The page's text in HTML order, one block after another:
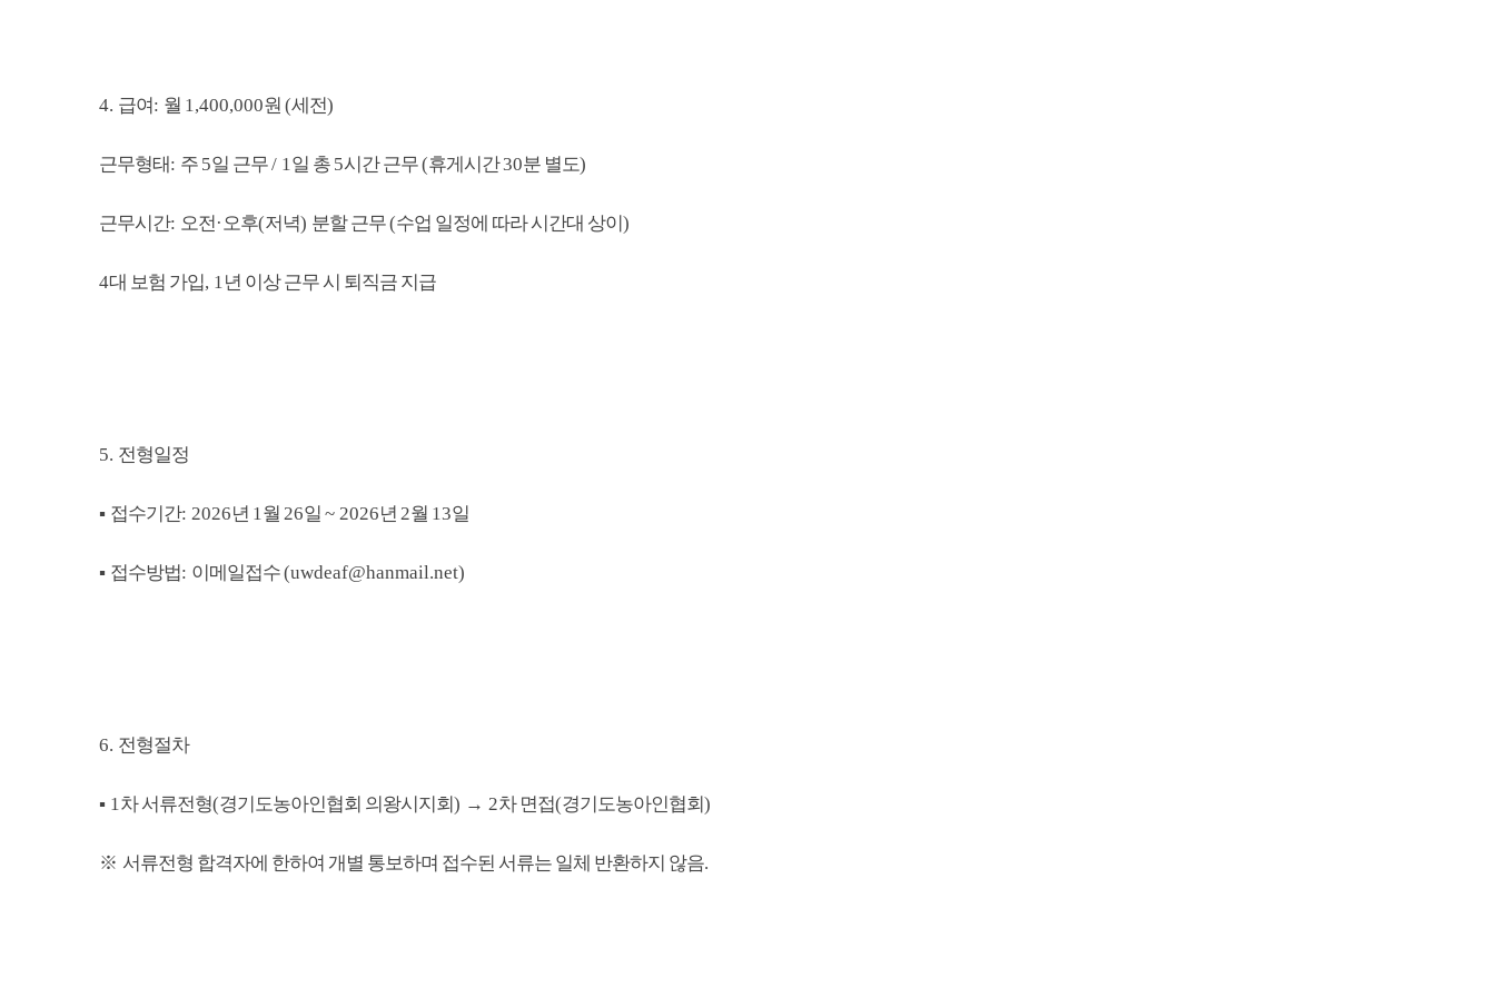
4. 급여: 월 1,400,000원 (세전)
근무형태: 주 5일 근무/ 1일 총 5시간 근무(휴게시간30분 별도)
근무시간: 오전·오후(저녁) 분할 근무(수업 일정에 따라 시간대 상이)
4대 보험 가입, 1년 이상 근무 시 퇴직금 지급
5. 전형일정
▪ 접수기간: 2026년 1월 26일 ~ 2026년 2월 13일
▪ 접수방법: 이메일접수(uwdeaf@hanmail.net)
6. 전형절차
▪ 1차 서류전형(경기도농아인협회 의왕시지회) → 2차 면접(경기도농아인협회)
※ 서류전형 합격자에 한하여 개별 통보하며 접수된 서류는 일체 반환하지 않음.